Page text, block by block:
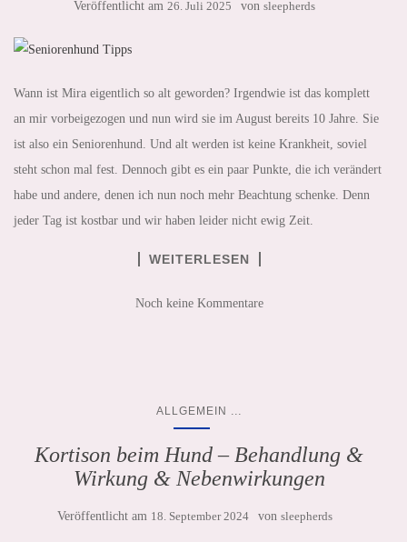
Veröffentlicht am 26. Juli 2025 von sleepherds
Wann ist Mira eigentlich so alt geworden? Irgendwie ist das komplett
an mir vorbeigezogen und nun wird sie im August bereits 10 Jahre. Sie
ist also ein Seniorenhund. Und alt werden ist keine Krankheit, soviel
steht schon mal fest. Dennoch gibt es ein paar Punkte, die ich verändert
habe und andere, denen ich nun noch mehr Beachtung schenke. Denn
jeder Tag ist kostbar und wir haben leider nicht ewig Zeit.
WEITERLESEN
Noch keine Kommentare
ALLGEMEIN
Kortison beim Hund – Behandlung &
Wirkung & Nebenwirkungen
Veröffentlicht am 18. September 2024 von sleepherds